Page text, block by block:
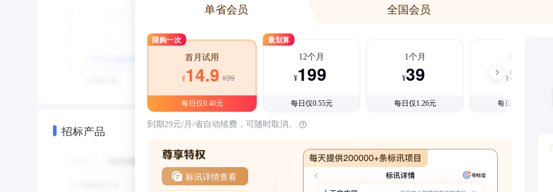
招标产品
单省会员 全国会员
限购一次
首月试用
¥14.9 ¥39
每日仅0.48元
最划算
12个月
¥199
每日仅0.55元
1个月
¥39
每日仅1.26元
3个月
¥99
每日仅1.08元
到期29元/月/省自动续费，可随时取消。
标讯详情查看